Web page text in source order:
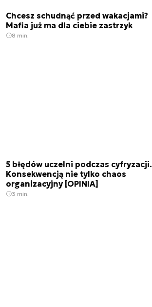
Chcesz schudnąć przed wakacjami?
Mafia już ma dla ciebie zastrzyk
8 min.
5 błędów uczelni podczas cyfryzacji.
Konsekwencją nie tylko chaos
organizacyjny [OPINIA]
3 min.